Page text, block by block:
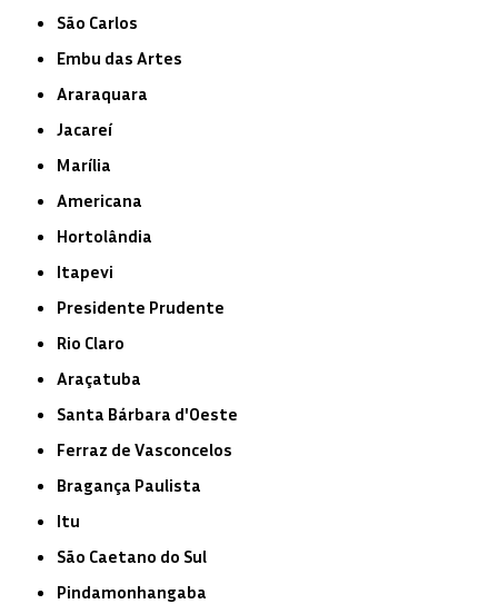
São Carlos
Embu das Artes
Araraquara
Jacareí
Marília
Americana
Hortolândia
Itapevi
Presidente Prudente
Rio Claro
Araçatuba
Santa Bárbara d'Oeste
Ferraz de Vasconcelos
Bragança Paulista
Itu
São Caetano do Sul
Pindamonhangaba